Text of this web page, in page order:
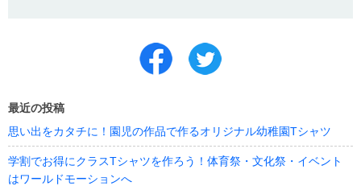
最近の投稿
思い出をカタチに！園児の作品で作るオリジナル幼稚園Tシャツ
学割でお得にクラスTシャツを作ろう！体育祭・文化祭・イベント
はワールドモーションへ